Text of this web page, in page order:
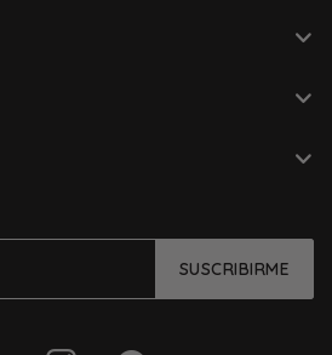
SUSCRIBIRME